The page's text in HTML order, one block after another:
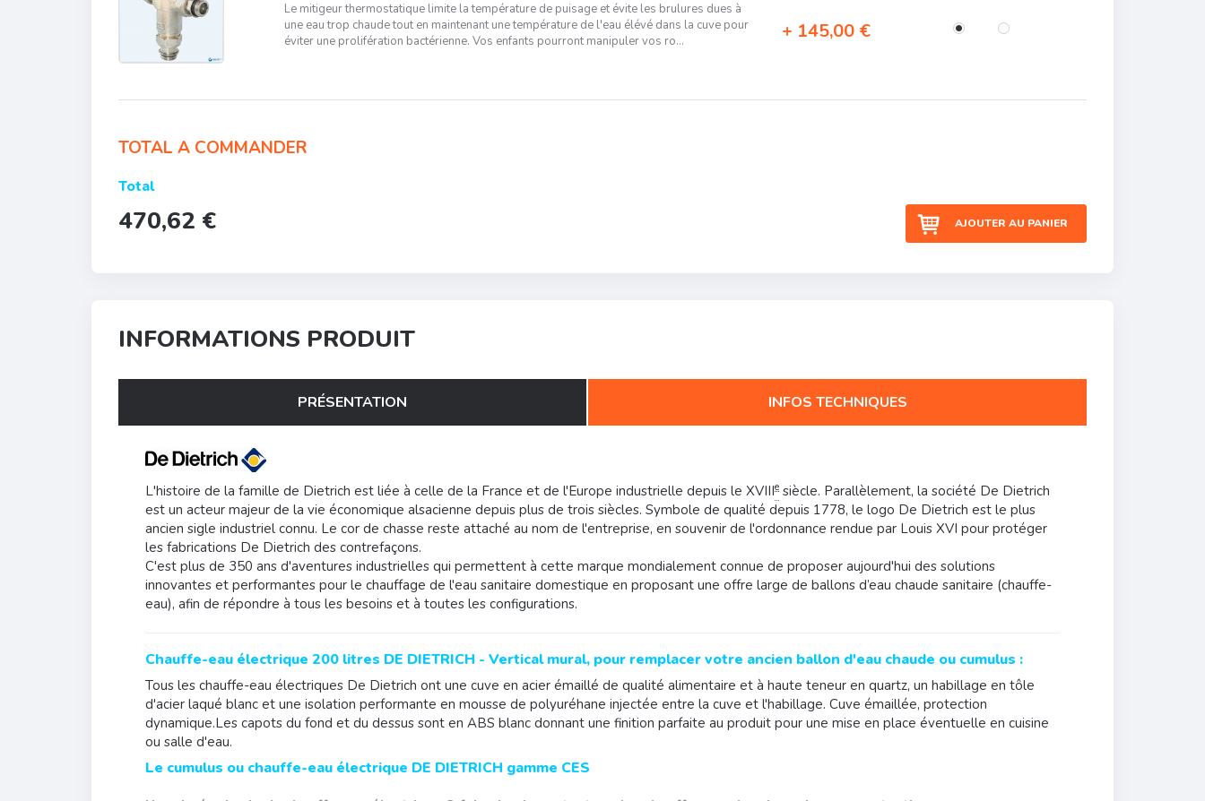
Le mitigeur thermostatique limite la température de puisage et évite les brulures dues à
une eau trop chaude tout en maintenant une température de l'eau élévé dans la cuve pour
éviter une prolifération bactérienne. Vos enfants pourront manipuler vos ro...
145,00 €
TOTAL A COMMANDER
Total
470,62 € AJOUTER AU PANIER
INFORMATIONS PRODUIT
PRÉSENTATION INFOS TECHNIQUES
L'histoire de la famille de Dietrich est liée à celle de la France et de l'Europe industrielle depuis le XVIIIe siècle. Parallèlement, la société De Dietrich
est un acteur majeur de la vie économique alsacienne depuis plus de trois siècles. Symbole de qualité depuis 1778, le logo De Dietrich est le plus
ancien sigle industriel connu. Le cor de chasse reste attaché au nom de l'entreprise, en souvenir de l'ordonnance rendue par Louis XVI pour protéger
les fabrications De Dietrich des contrefaçons.
C'est plus de 350 ans d'aventures industrielles qui permettent à cette marque mondialement connue de proposer aujourd'hui des solutions
innovantes et performantes pour le chauffage de l'eau sanitaire domestique en proposant une offre large de ballons d’eau chaude sanitaire (chauffe-
eau), afin de répondre à tous les besoins et à toutes les configurations.
Chauffe-eau électrique 200 litres DE DIETRICH - Vertical mural, pour remplacer votre ancien ballon d'eau chaude ou cumulus :
Tous les chauffe-eau électriques De Dietrich ont une cuve en acier émaillé de qualité alimentaire et à haute teneur en quartz, un habillage en tôle
d'acier laqué blanc et une isolation performante en mousse de polyuréhane injectée entre la cuve et l'habillage. Cuve émaillée, protection
dynamique.Les capots du fond et du dessus sont en ABS blanc donnant une finition parfaite au produit pour une mise en place éventuelle en cuisine
ou salle d'eau.
Le cumulus ou chauffe-eau électrique DE DIETRICH gamme CES